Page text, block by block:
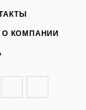
О КОМПАНИИ